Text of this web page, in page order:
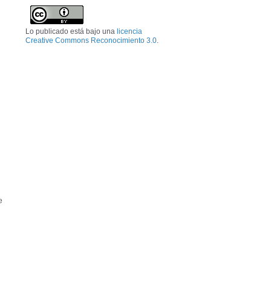
Lo publicado está bajo una licencia
Creative Commons Reconocimiento 3.0.